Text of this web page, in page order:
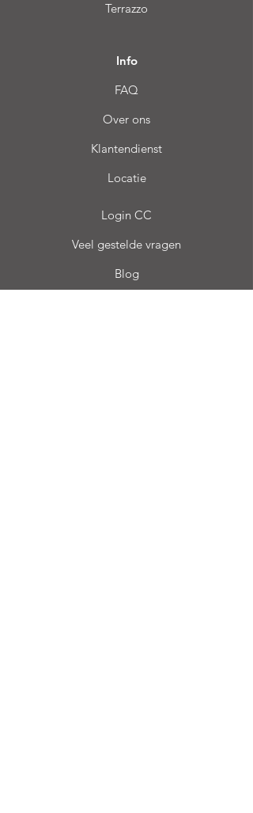
Terrazzo
Info
FAQ
Over ons
Klantendienst
Locatie
Login CC
Veel gestelde vragen
Blog